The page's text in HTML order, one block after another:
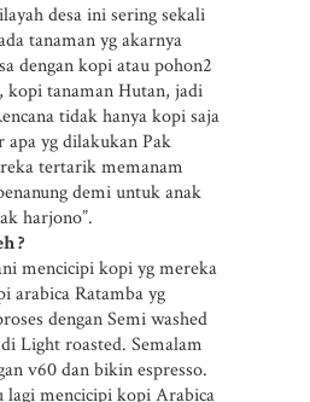
desa ini sering sekali
tanaman yg akarnya
dengan kopi atau pohon2
kopi tanaman Hutan, jadi
tidak hanya kopi saja
apa yg dilakukan Pak
tertarik memanam
demi untuk anak
harjono”.
?
mencicipi kopi yg mereka
arabica Ratamba yg
dengan Semi washed
Light roasted. Semalam
v60 dan bikin espresso.
mencicipi kopi Arabica